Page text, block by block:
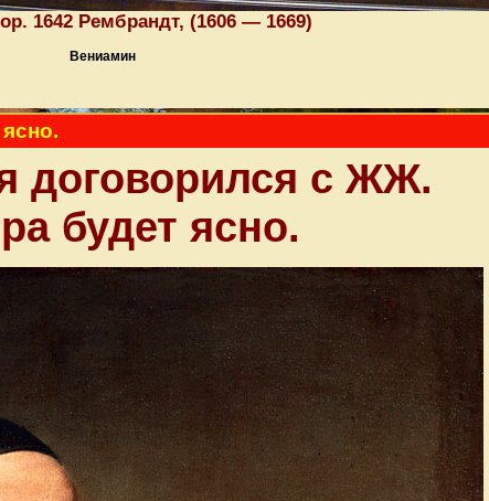
1642 Рембрандт, (1606 — 1669)
Вениамин
договорился с ЖЖ.
будет ясно.